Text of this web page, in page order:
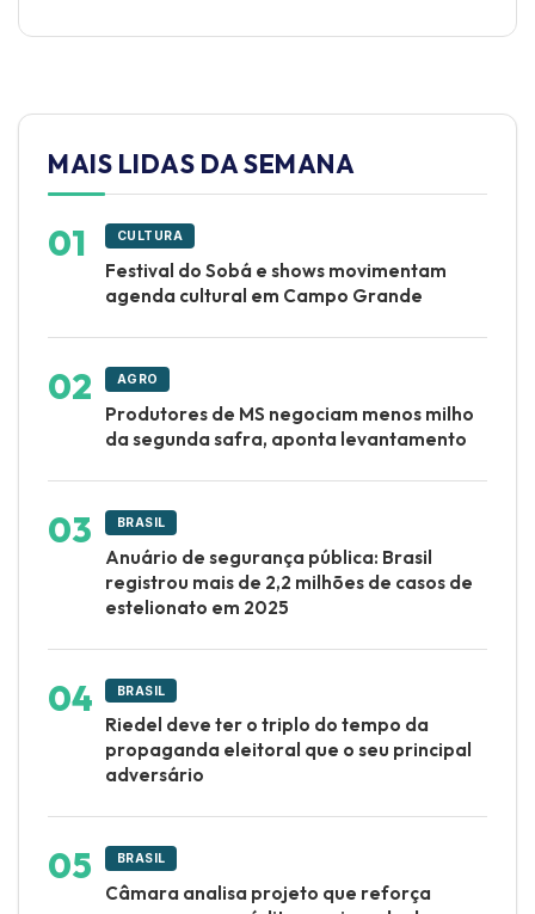
MAIS LIDAS DA SEMANA
CULTURA
Festival do Sobá e shows movimentam
agenda cultural em Campo Grande
AGRO
Produtores de MS negociam menos milho
da segunda safra, aponta levantamento
BRASIL
Anuário de segurança pública: Brasil
registrou mais de 2,2 milhões de casos de
estelionato em 2025
BRASIL
Riedel deve ter o triplo do tempo da
propaganda eleitoral que o seu principal
adversário
BRASIL
Câmara analisa projeto que reforça